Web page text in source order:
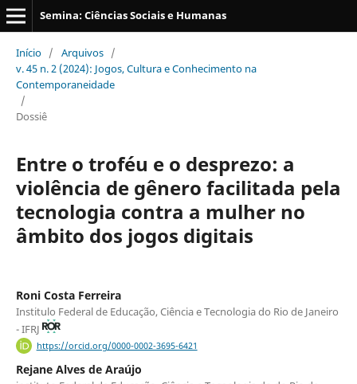
Semina: Ciências Sociais e Humanas
Início / Arquivos /
v. 45 n. 2 (2024): Jogos, Cultura e Conhecimento na
Contemporaneidade
/
Dossiê
Entre o troféu e o desprezo: a
violência de gênero facilitada pela
tecnologia contra a mulher no
âmbito dos jogos digitais
Roni Costa Ferreira
Institulo Federal de Educação, Ciência e Tecnologia do Rio de Janeiro
- IFRJ
https://orcid.org/0000-0002-3695-6421
Rejane Alves de Araújo